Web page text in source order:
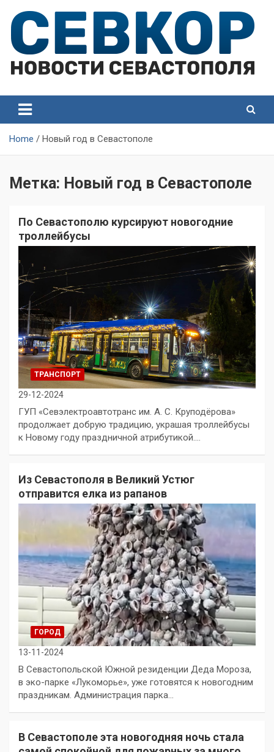
content
Севастополя
Севастополя
Home Новый год в Севастополе
Метка: Новый год в Севастополе
По Севастополю курсируют новогодние
троллейбусы
ТРАНСПОРТ
29-12-2024
ГУП «Севэлектроавтотранс им. А. С. Круподёрова»
продолжает добрую традицию, украшая троллейбусы
к Новому году праздничной атрибутикой.…
Из Севастополя в Великий Устюг
отправится елка из рапанов
ГОРОД
13-11-2024
В Севастопольской Южной резиденции Деда Мороза,
в эко-парке «Лукоморье», уже готовятся к новогодним
праздникам. Администрация парка…
В Севастополе эта новогодняя ночь стала